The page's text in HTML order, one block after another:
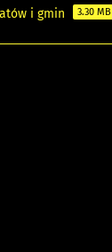
i gmin 3.30 MB